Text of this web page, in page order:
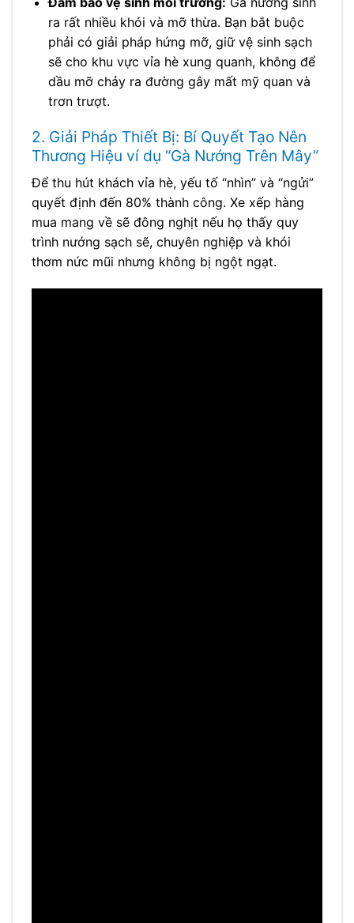
ra rất nhiều khói và mỡ thừa. Bạn bắt buộc
phải có giải pháp hứng mỡ, giữ vệ sinh sạch
sẽ cho khu vực vỉa hè xung quanh, không để
dầu mỡ chảy ra đường gây mất mỹ quan và
trơn trượt.
2. Giải Pháp Thiết Bị: Bí Quyết Tạo Nên
Thương Hiệu ví dụ “Gà Nướng Trên Mây”
Để thu hút khách vỉa hè, yếu tố “nhìn” và “ngửi”
quyết định đến 80% thành công. Xe xếp hàng
mua mang về sẽ đông nghịt nếu họ thấy quy
trình nướng sạch sẽ, chuyên nghiệp và khói
thơm nức mũi nhưng không bị ngột ngạt.